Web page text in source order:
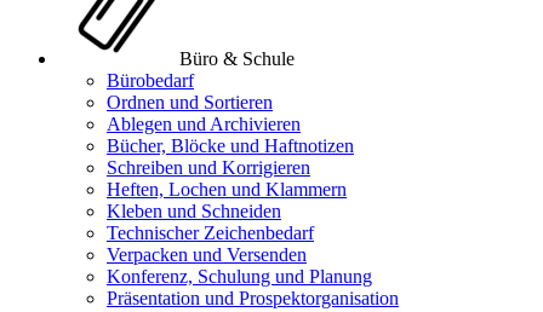
Büro & Schule
Bürobedarf
Ordnen und Sortieren
Ablegen und Archivieren
Bücher, Blöcke und Haftnotizen
Schreiben und Korrigieren
Heften, Lochen und Klammern
Kleben und Schneiden
Technischer Zeichenbedarf
Verpacken und Versenden
Konferenz, Schulung und Planung
Präsentation und Prospektorganisation